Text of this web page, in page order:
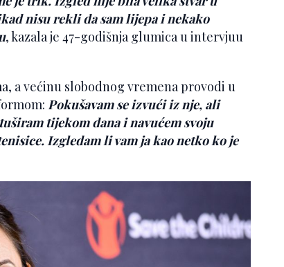
nisu rekli da sam lijepa i nekako
, kazala je 47-godišnja glumica u intervjuu
a većinu slobodnog vremena provodi u
Pokušavam se izvući iz nje, ali
tijekom dana i navućem svoju
Izgledam li vam ja kao netko ko je